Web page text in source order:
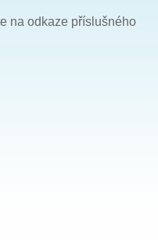
na odkaze příslušného